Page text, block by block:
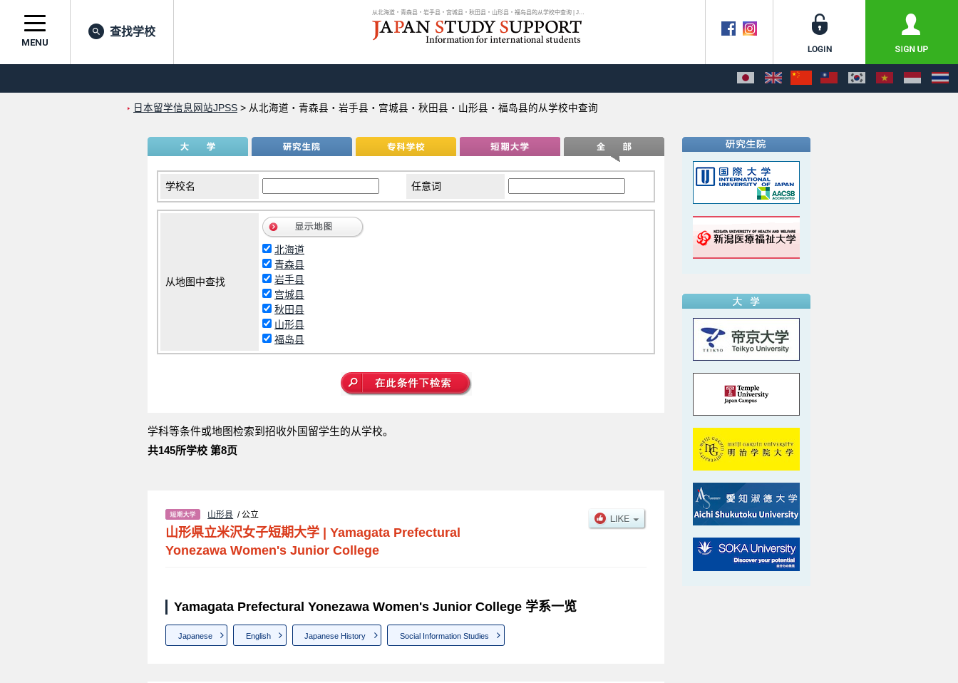
从北海道・青森县・岩手县・宫城县・秋田县・山形县・福岛县的从学校中查询 | JPSS...
MENU
查找学校
日本留学信息网站JPSS > 从北海道・青森县・岩手县・宫城县・秋田县・山形县・福岛县的从学校中查询
学校名 任意词
从地图中查找
北海道
青森县
岩手县
宫城县
秋田县
山形县
福岛县
学科等条件或地图检索到招收外国留学生的从学校。
共145所学校 第8页
山形县 / 公立
山形県立米沢女子短期大学
Yamagata Prefectural
Yonezawa Women's Junior College
Yamagata Prefectural Yonezawa Women's Junior College 学系一览
Japanese English Japanese History Social Information Studies